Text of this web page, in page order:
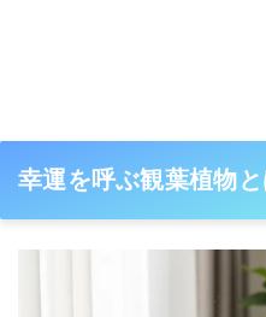
幸運を呼ぶ観葉植物